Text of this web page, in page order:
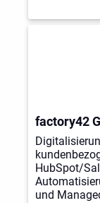
factory42
HubSpot/
und